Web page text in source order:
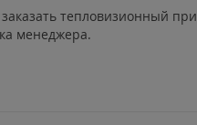
тепловизионный
менеджера.